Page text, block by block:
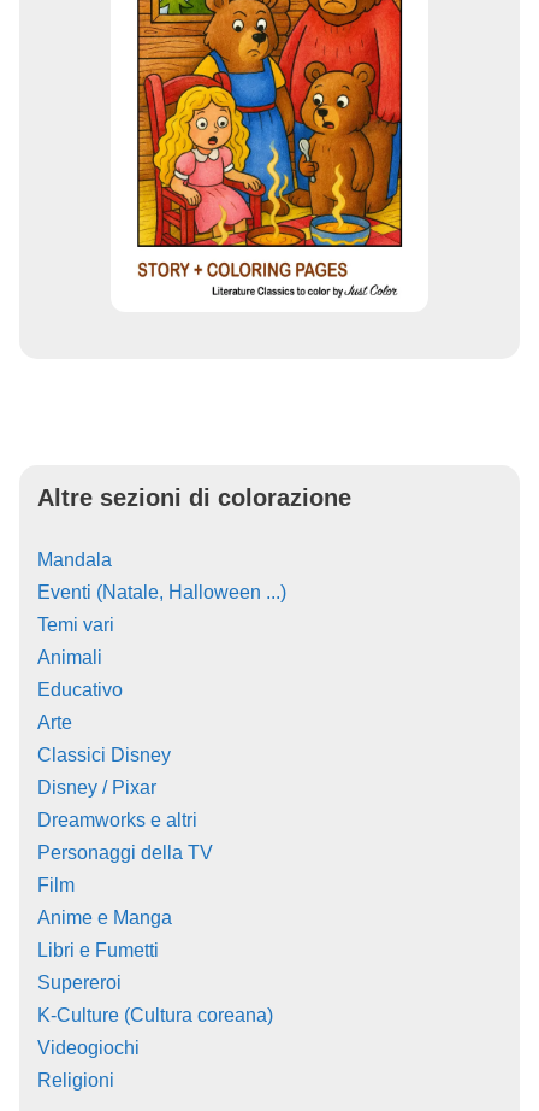
Altre sezioni di colorazione
Mandala
Eventi (Natale, Halloween ...)
Temi vari
Animali
Educativo
Arte
Classici Disney
Disney / Pixar
Dreamworks e altri
Personaggi della TV
Film
Anime e Manga
Libri e Fumetti
Supereroi
K-Culture (Cultura coreana)
Videogiochi
Religioni